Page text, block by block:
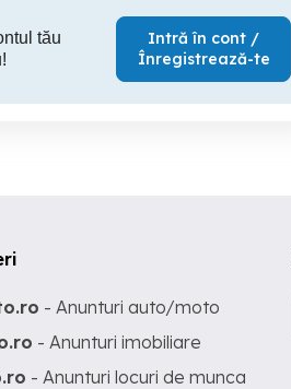
tău
Intră în cont /
Înregistrează-te
- Anunturi auto/moto
- Anunturi imobiliare
- Anunturi locuri de munca